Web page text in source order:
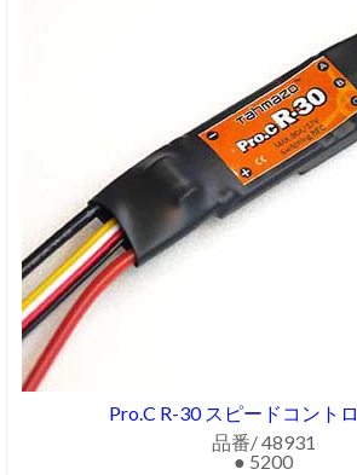
Pro.C R-30 スピードコント
品番/ 48931
● 5200